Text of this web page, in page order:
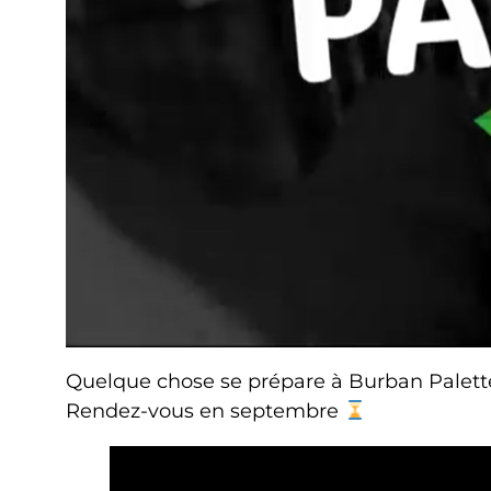
Quelque chose se prépare à Burban
Rendez-vous en septembre